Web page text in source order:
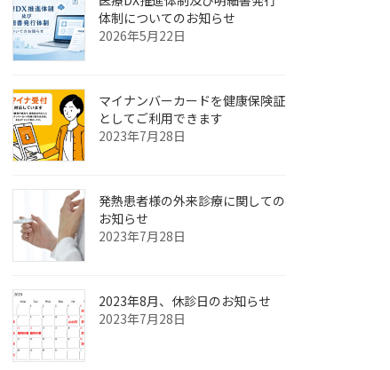
体制についてのお知らせ
2026年5月22日
マイナンバーカードを健康保険証
としてご利用できます
2023年7月28日
発熱患者様の外来診療に関しての
お知らせ
2023年7月28日
2023年8月、休診日のお知らせ
2023年7月28日